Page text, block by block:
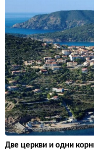
Две церкви и одни